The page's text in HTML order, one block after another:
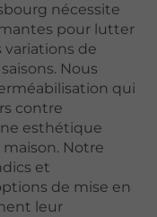
nécessite
pour lutter
de
Nous
qui
contre
esthétique
Notre
et
de mise en
leur